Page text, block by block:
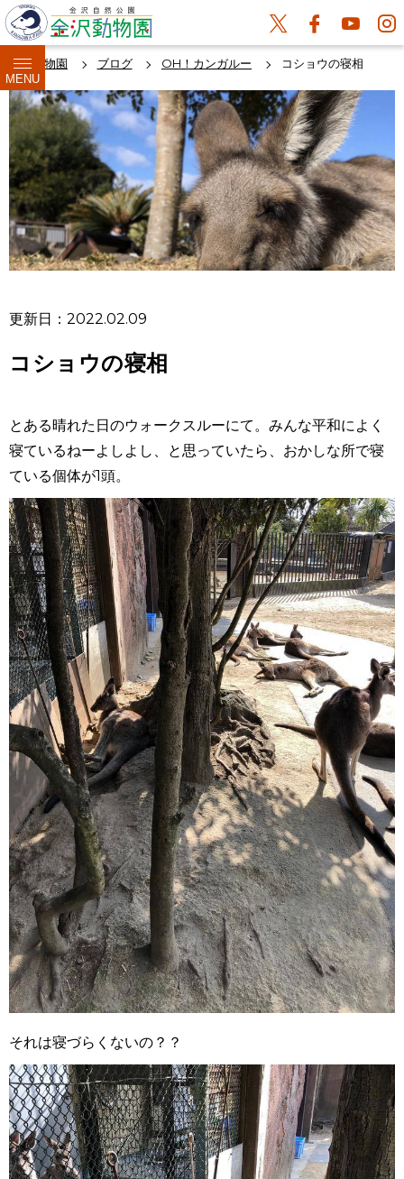
MENU
金沢動物園 ブログ OH！カンガルー コショウの寝相
更新日：2022.02.09
コショウの寝相
とある晴れた日のウォークスルーにて。みんな平和によく
寝ているねーよしよし、と思っていたら、おかしな所で寝
ている個体が1頭。
それは寝づらくないの？？